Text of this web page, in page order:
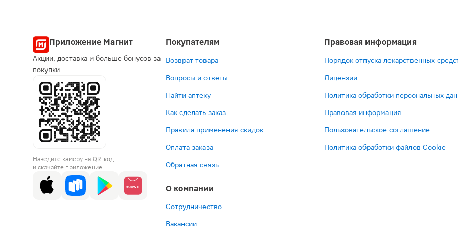
Приложение Магнит
Акции, доставка и больше бонусов за
покупки
Наведите камеру на QR-код
и скачайте приложение
Покупателям
Возврат товара
Вопросы и ответы
Найти аптеку
Как сделать заказ
Правила применения скидок
Оплата заказа
Обратная связь
О компании
Сотрудничество
Вакансии
Правовая информация
Порядок отпуска лекарственных
Лицензии
Политика обработки персональных
Правовая информация
Пользовательское соглашение
Политика обработки файлов Cookie